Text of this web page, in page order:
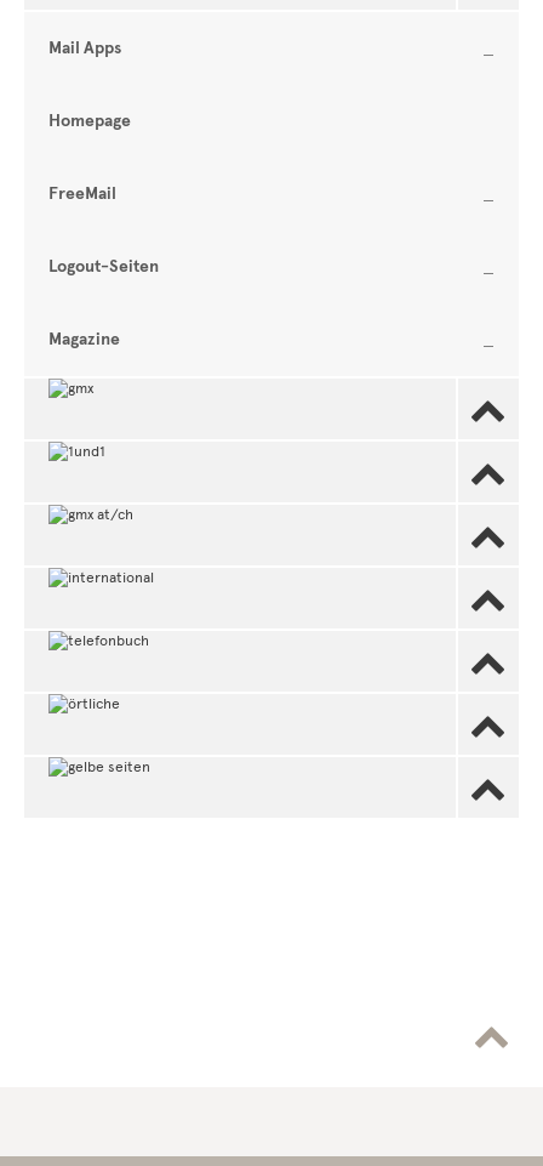
Mail Apps
Homepage
FreeMail
Logout-Seiten
Magazine







